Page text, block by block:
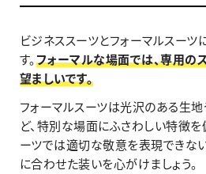
ビジネススーツとフォーマルスー
す。フォーマルな場面では、専用の
望ましいです。
フォーマルスーツは光沢のある生
ど、特別な場面にふさわしい特徴を
ーツでは適切な敬意を表現できな
に合わせた装いを心がけましょう。